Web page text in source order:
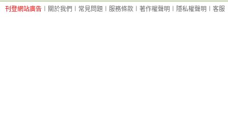
刊登網站廣告 關於我們 常見問題 服務條款 著作權聲明 隱私權聲明 客服